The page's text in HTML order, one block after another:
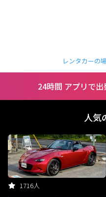
レンタカーの
24時間 アプリで
人気
1716人